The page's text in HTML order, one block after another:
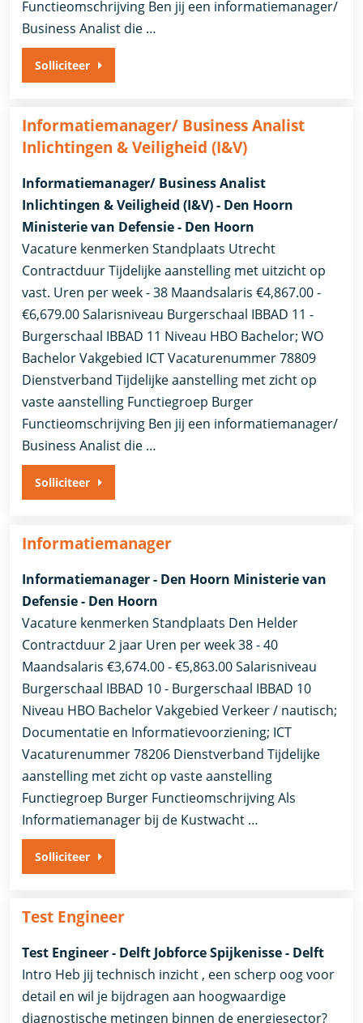
Functieomschrijving Ben jij een informatiemanager/
Business Analist die …
Solliciteer
Informatiemanager/ Business Analist
Inlichtingen & Veiligheid (I&V)
Informatiemanager/ Business Analist
Inlichtingen & Veiligheid (I&V) - Den Hoorn
Ministerie van Defensie - Den Hoorn
Vacature kenmerken Standplaats Utrecht
Contractduur Tijdelijke aanstelling met uitzicht op
vast. Uren per week - 38 Maandsalaris €4,867.00 -
€6,679.00 Salarisniveau Burgerschaal IBBAD 11 -
Burgerschaal IBBAD 11 Niveau HBO Bachelor; WO
Bachelor Vakgebied ICT Vacaturenummer 78809
Dienstverband ​Tijdelijke aanstelling met zicht op
vaste aanstelling​ Functiegroep Burger
Functieomschrijving Ben jij een informatiemanager/
Business Analist die …
Solliciteer
Informatiemanager
Informatiemanager - Den Hoorn Ministerie van
Defensie - Den Hoorn
Vacature kenmerken Standplaats Den Helder
Contractduur 2 jaar Uren per week 38 - 40
Maandsalaris €3,674.00 - €5,863.00 Salarisniveau
Burgerschaal IBBAD 10 - Burgerschaal IBBAD 10
Niveau HBO Bachelor Vakgebied Verkeer / nautisch;
Documentatie en Informatievoorziening; ICT
Vacaturenummer 78206 Dienstverband ​Tijdelijke
aanstelling met zicht op vaste aanstelling​
Functiegroep Burger Functieomschrijving Als
Informatiemanager bij de Kustwacht …
Solliciteer
Test Engineer
Test Engineer - Delft Jobforce Spijkenisse - Delft
Intro Heb jij technisch inzicht , een scherp oog voor
detail en wil je bijdragen aan hoogwaardige
diagnostische metingen binnen de energiesector?